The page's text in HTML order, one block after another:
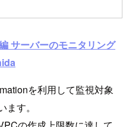
サーバーのモニタリング
を利用して監視対象
す。